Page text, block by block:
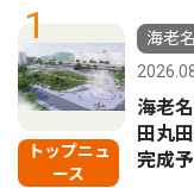
1
トップニュ
ース
海老
海老
田丸
完成